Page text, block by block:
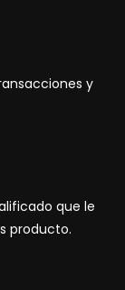
y
que le
producto.